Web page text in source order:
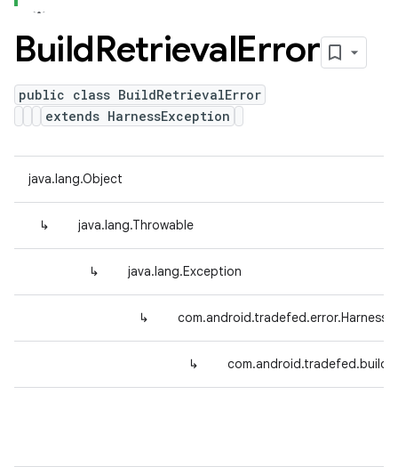
BuildRetrievalError
public class BuildRetrievalError
extends HarnessException
java.lang.Object
↳ java.lang.Throwable
↳ java.lang.Exception
↳
↳